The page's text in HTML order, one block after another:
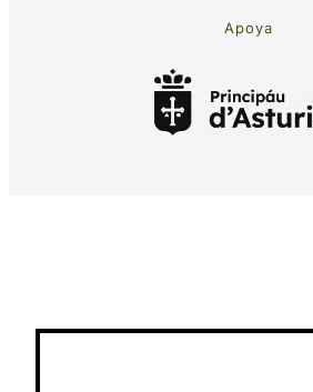
Apoya